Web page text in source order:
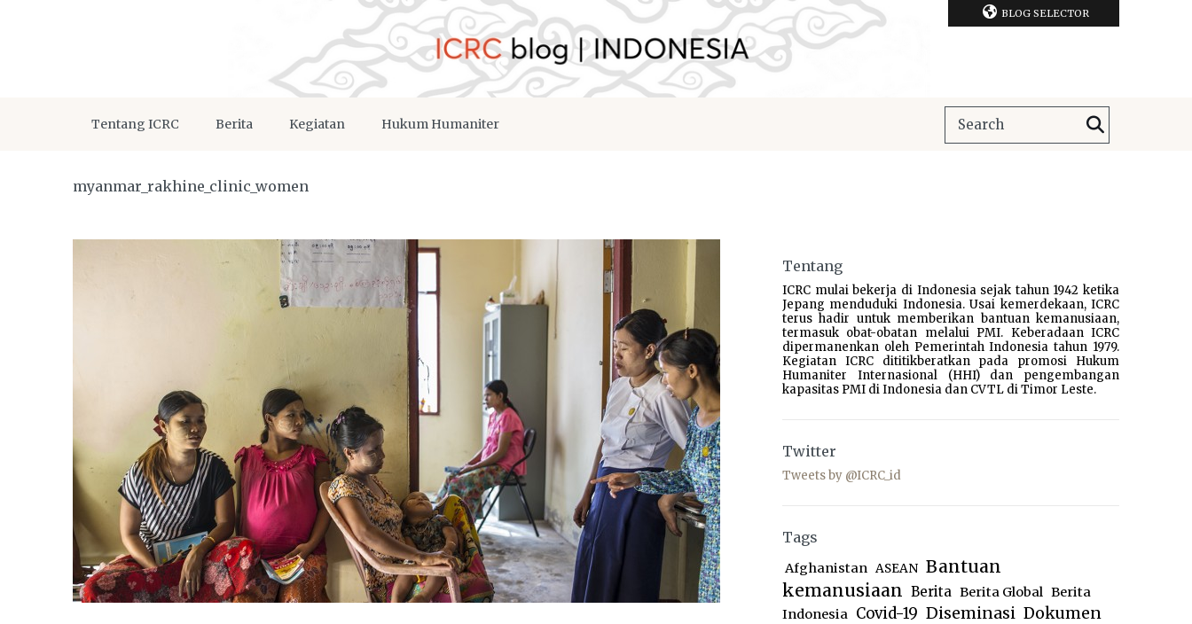
BLOG SELECTOR
Tentang ICRC Berita Kegiatan Hukum Humaniter
myanmar_rakhine_clinic_women
Tentang
ICRC mulai bekerja di Indonesia sejak tahun 1942 ketika
Jepang menduduki Indonesia. Usai kemerdekaan, ICRC
terus hadir untuk memberikan bantuan kemanusiaan,
termasuk obat-obatan melalui PMI. Keberadaan ICRC
dipermanenkan oleh Pemerintah Indonesia tahun 1979.
Kegiatan ICRC dititikberatkan pada promosi Hukum
Humaniter Internasional (HHI) dan pengembangan
kapasitas PMI di Indonesia dan CVTL di Timor Leste.
Twitter
Tweets by @ICRC_id
Tags
Afghanistan ASEAN Bantuan
kemanusiaan Berita Berita Global Berita
Indonesia Covid-19 Diseminasi Dokumen